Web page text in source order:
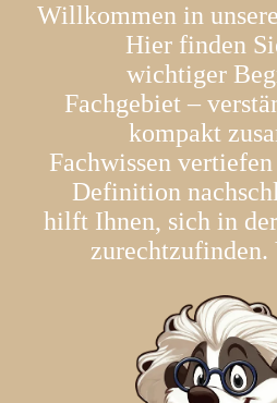
Willkommen in
Hier finden
wichtiger
Fachgebiet –
kompakt
Fachwissen
Definition
hilft Ihnen, sich in